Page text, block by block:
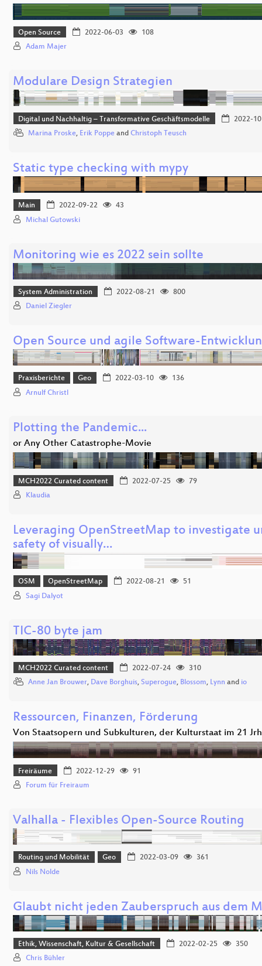
Open Source 2022-06-03
108
Adam Majer
Modulare Design Strategien
Digital und Nachhaltig – Transformative Geschäftsmodelle
2022-
Marina Proske, Erik Poppe and Christoph Teusch
Static type checking with mypy
Main 2022-09-22
43
Michal Gutowski
Monitoring wie es 2022 sein sollte
System Administration 2022-08-21
800
Daniel Ziegler
Open Source und agile Software-
Praxisberichte Geo 2022-03-10
136
Arnulf Christl
Plotting the Pandemic...
or Any Other Catastrophe-Movie
MCH2022 Curated content 2022-07-25
79
Klaudia
Leveraging OpenStreetMap to investigate
safety of visually…
OSM OpenStreetMap 2022-08-21
51
Sagi Dalyot
TIC-80 byte jam
MCH2022 Curated content 2022-07-24
310
Anne Jan Brouwer, Dave Borghuis, Superogue, Blossom, Lynn and io
Ressourcen, Finanzen, Förderung
Von Staatsopern und Subkulturen, der Kulturstaat im 21
Freiräume 2022-12-29
91
Forum für Freiraum
Valhalla - Flexibles Open-Source Routing
Routing und Mobilität Geo 2022-03-09
361
Nils Nolde
Glaubt nicht jeden Zauberspruch aus dem
Ethik, Wissenschaft, Kultur & Gesellschaft 2022-02-25
350
Chris Bühler